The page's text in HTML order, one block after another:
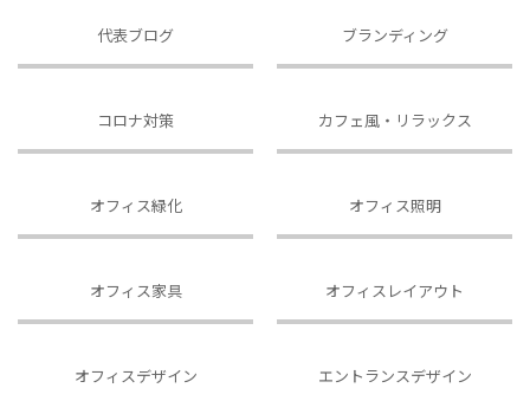
代表ブログ ブランディング
コロナ対策 カフェ風・リラックス
オフィス緑化 オフィス照明
オフィス家具 オフィスレイアウト
オフィスデザイン エントランスデザイン